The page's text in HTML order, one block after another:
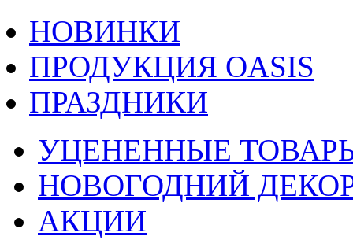
НОВИНКИ
ПРОДУКЦИЯ OASIS
ПРАЗДНИКИ
УЦЕНЕННЫЕ
НОВОГОДНИЙ
АКЦИИ